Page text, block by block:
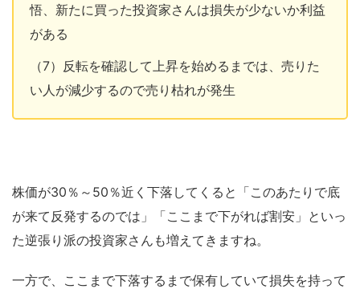
悟、新たに買った投資家さんは損失が少ないか利益
がある
（7）反転を確認して上昇を始めるまでは、売りた
い人が減少するので売り枯れが発生
株価が30％～50％近く下落してくると「このあたりで底
が来て反発するのでは」「ここまで下がれば割安」といっ
た逆張り派の投資家さんも増えてきますね。
一方で、ここまで下落するまで保有していて損失を持って